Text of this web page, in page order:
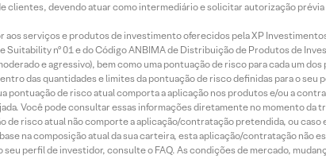
devendo atuar como intermediário e solicitar autorização
aos serviços e produtos de investimento oferecidos pela XP
nº 01 e do Código ANBIMA de Distribuição de Produtos de
e agressivo), bem como uma pontuação de risco para cada um
das quantidades e limites da pontuação de risco definidas para o
de risco atual comporta a aplicação nos produtos e/ou a
Você pode consultar essas informações diretamente no momento da
de risco atual não comporte a aplicação/contratação pretendida, ou
na composição atual da sua carteira, esta aplicação/contratação não
perfil de investidor, consulte o FAQ. As condições de mercado,